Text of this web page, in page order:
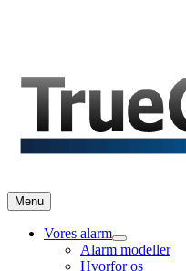
Menu
Vores alarm
Alarm modeller
Hvorfor os